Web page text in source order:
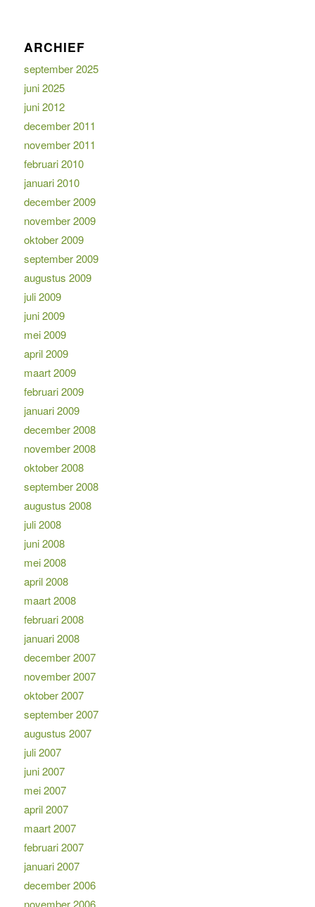
ARCHIEF
september 2025
juni 2025
juni 2012
december 2011
november 2011
februari 2010
januari 2010
december 2009
november 2009
oktober 2009
september 2009
augustus 2009
juli 2009
juni 2009
mei 2009
april 2009
maart 2009
februari 2009
januari 2009
december 2008
november 2008
oktober 2008
september 2008
augustus 2008
juli 2008
juni 2008
mei 2008
april 2008
maart 2008
februari 2008
januari 2008
december 2007
november 2007
oktober 2007
september 2007
augustus 2007
juli 2007
juni 2007
mei 2007
april 2007
maart 2007
februari 2007
januari 2007
december 2006
november 2006